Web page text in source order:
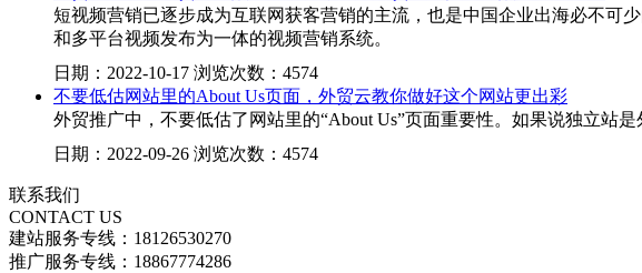
短视频营销已逐步成为互联网获客营销的主流，也是中国企业出海必不可
和多平台视频发布为一体的视频营销系统。
日期：2022-10-17 浏览次数：4574
不要低估网站里的About Us页面，外贸云教你做好这个网站更出彩
外贸推广中，不要低估了网站里的“About Us”页面重要性。如果说独立站
日期：2022-09-26 浏览次数：4574
联系我们
CONTACT US
建站服务专线：18126530270
推广服务专线：18867774286